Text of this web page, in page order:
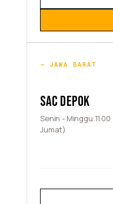
JAWA BARAT
SAC DEPOK
Senin - Minggu
Jumat)